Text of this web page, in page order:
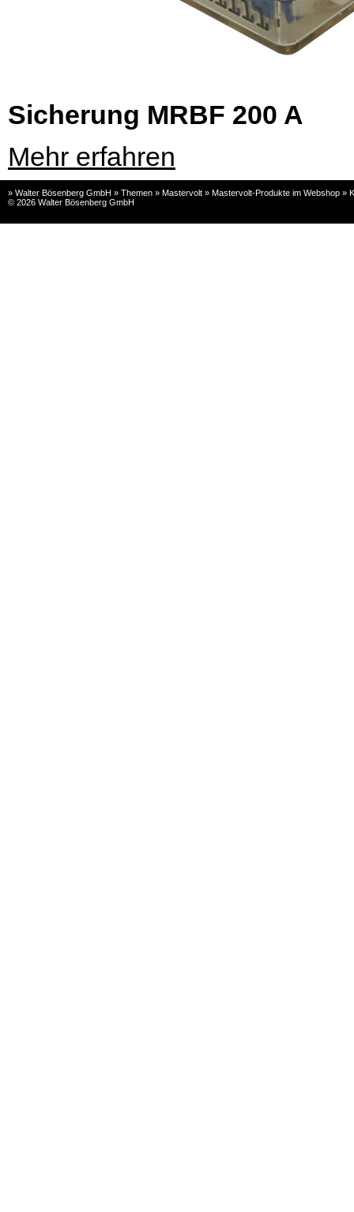
Sicherung MRBF 200 A
Mehr erfahren
» Walter Bösenberg GmbH » Themen » Mastervolt » Mastervolt-Produkte im Webshop »
© 2026 Walter Bösenberg GmbH